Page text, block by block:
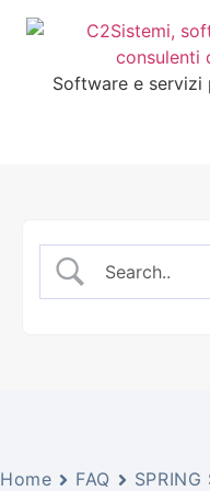
Software e servizi
Home FAQ
SPRING